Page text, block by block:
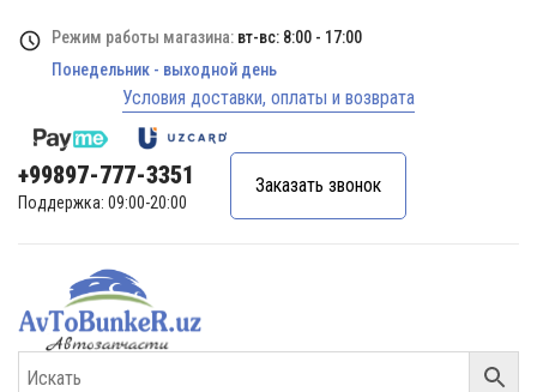
Режим работы магазина: вт-вс: 8:00 - 17:00
Понедельник - выходной день
Условия доставки, оплаты и возврата
+99897-777-3351
Поддержка: 09:00-20:00
Заказать звонок